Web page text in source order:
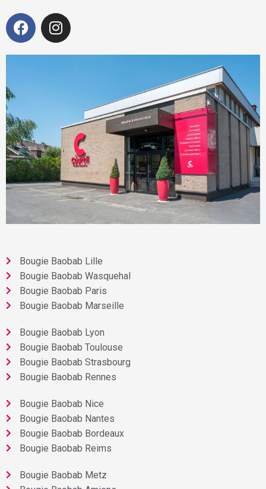
Bougie Baobab Lille
Bougie Baobab Wasquehal
Bougie Baobab Paris
Bougie Baobab Marseille
Bougie Baobab Lyon
Bougie Baobab Toulouse
Bougie Baobab Strasbourg
Bougie Baobab Rennes
Bougie Baobab Nice
Bougie Baobab Nantes
Bougie Baobab Bordeaux
Bougie Baobab Reims
Bougie Baobab Metz